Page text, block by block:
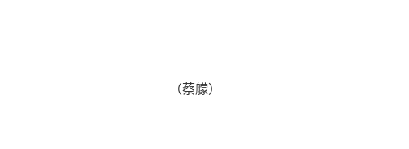
（蔡艨）